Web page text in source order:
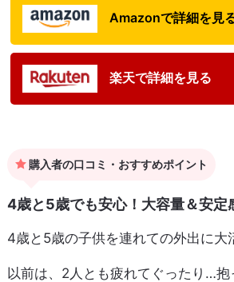
Amazonで詳細を見
楽天で詳細を見る
購入者の口コミ・おすすめポイント
4歳と5歳でも安心！大容量＆安定
4歳と5歳の子供を連れての外出に大
以前は、2人とも疲れてぐったり…抱